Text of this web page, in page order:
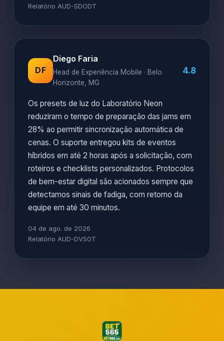
Relatório AUD-SDODT
DF
Diego Faria
Head de Experiência Mobile · Belo
Horizonte, MG
4.8
Os presets de luz do Laboratório Neon
reduziram o tempo de preparação das jams em
28% ao permitir sincronização automática de
cenas. O suporte entregou kits de eventos
híbridos em até 2 horas após a solicitação, com
roteiros e checklists personalizados. Protocolos
de bem-estar digital são acionados sempre que
detectamos sinais de fadiga, com retorno da
equipe em até 30 minutos.
04 de ago. de 2026
Relatório AUD-DVS0T